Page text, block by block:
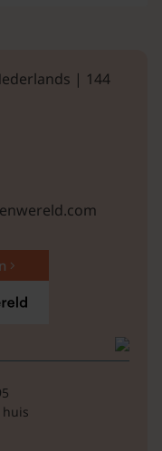
| 144